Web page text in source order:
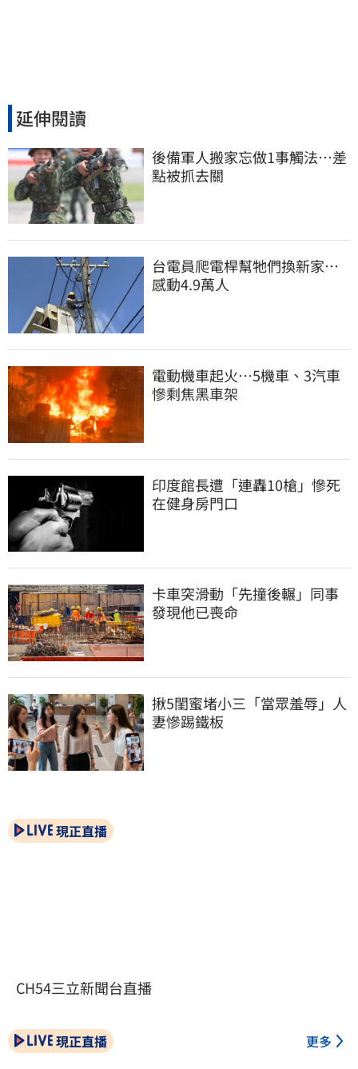
延伸閱讀
後備軍人搬家忘做1事觸法…差
點被抓去關
台電員爬電桿幫牠們換新家…
感動4.9萬人
電動機車起火…5機車、3汽車
慘剩焦黑車架
印度館長遭「連轟10槍」慘死
在健身房門口
卡車突滑動「先撞後輾」同事
發現他已喪命
揪5閨蜜堵小三「當眾羞辱」人
妻慘踢鐵板
現正直播
CH54三立新聞台直播
現正直播 更多